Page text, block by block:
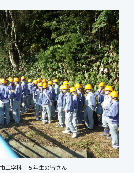
工学科 ５年生の皆さん